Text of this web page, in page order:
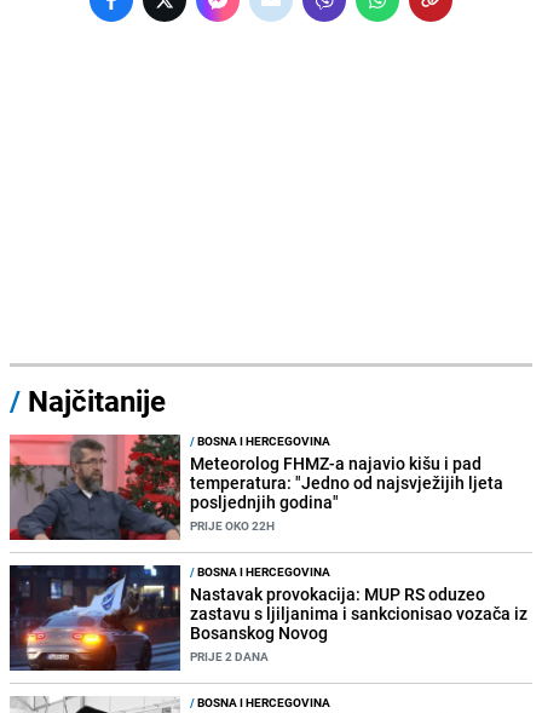
/ Najčitanije
/BOSNA I HERCEGOVINA
Meteorolog FHMZ-a najavio kišu i pad
temperatura: "Jedno od najsvježijih ljeta
posljednjih godina"
PRIJE OKO 22H
/BOSNA I HERCEGOVINA
Nastavak provokacija: MUP RS oduzeo
zastavu s ljiljanima i sankcionisao vozača iz
Bosanskog Novog
PRIJE 2 DANA
/BOSNA I HERCEGOVINA